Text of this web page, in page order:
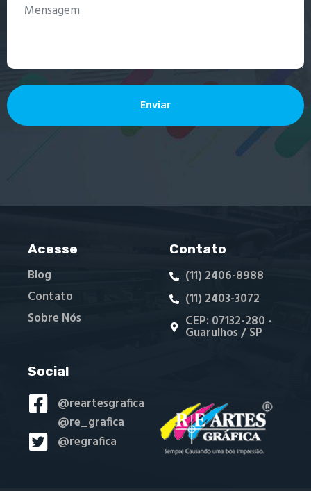
Enviar
Acesse
Blog
Contato
Sobre Nós
Contato
(11) 2406-8988
(11) 2403-3072
CEP: 07132-280 -
Guarulhos / SP
Social
@reartesgrafica
@re_grafica
@regrafica